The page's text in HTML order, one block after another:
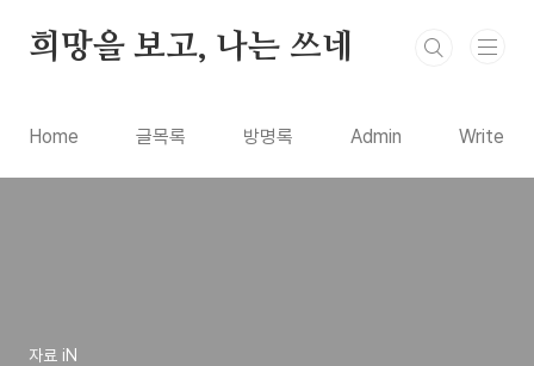
희망을 보고, 나는 쓰네
Home 글목록 방명록 Admin Write
자료 iN